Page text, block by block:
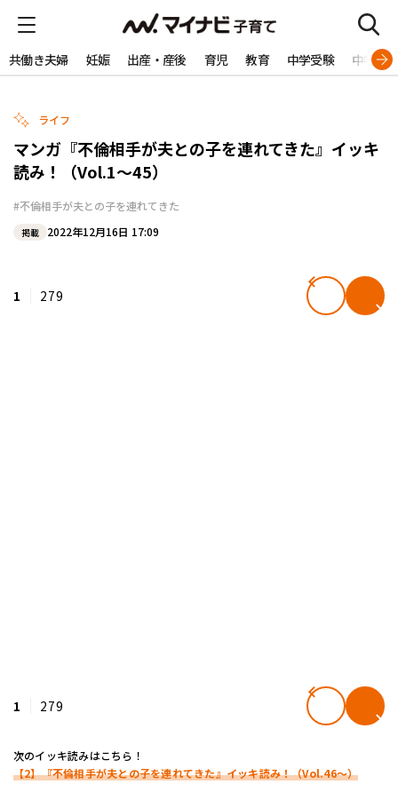
共働き夫婦 妊娠 出産・産後 育児 教育 中学受験 中学生
ライフ
マンガ『不倫相手が夫との子を連れてきた』イッキ
読み！（Vol.1～45）
#不倫相手が夫との子を連れてきた
掲載 2022年12月16日 17:09
1 279
1 279
次のイッキ読みはこちら！
【2】『不倫相手が夫との子を連れてきた』イッキ読み！（Vol.46～）